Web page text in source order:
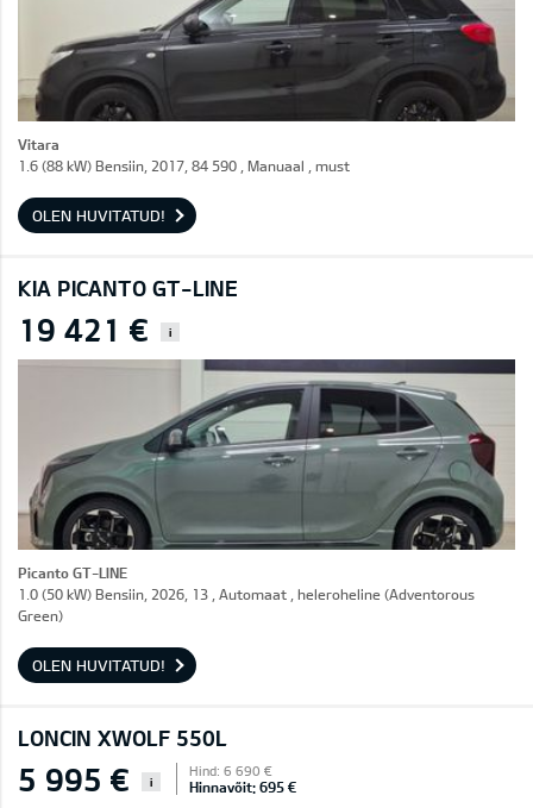
Vitara
1.6 (88 kW) Bensiin, 2017, 84 590 , Manuaal , must
OLEN HUVITATUD!
KIA PICANTO GT-LINE
19 421 € i
Picanto GT-LINE
1.0 (50 kW) Bensiin, 2026, 13 , Automaat , heleroheline (Adventorous
Green)
OLEN HUVITATUD!
LONCIN XWOLF 550L
5 995 € i
Hind: 6 690 €
Hinnavõit: 695 €